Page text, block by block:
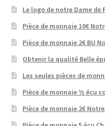
Le logo de notre Dame de
Pièce de monnaie 10€
Pièce de monnaie 2€ BU
Obtenir la qualité Belle
Les seules pièces de
Pièce de monnaie ½ écu
Pièce de monnaie 2€